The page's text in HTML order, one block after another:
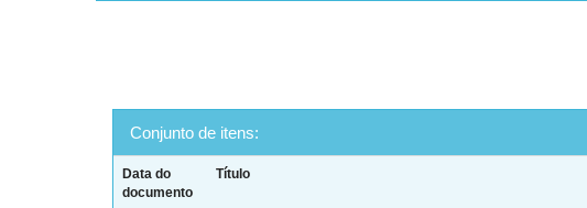
Conjunto de itens:
Data do
documento
Título